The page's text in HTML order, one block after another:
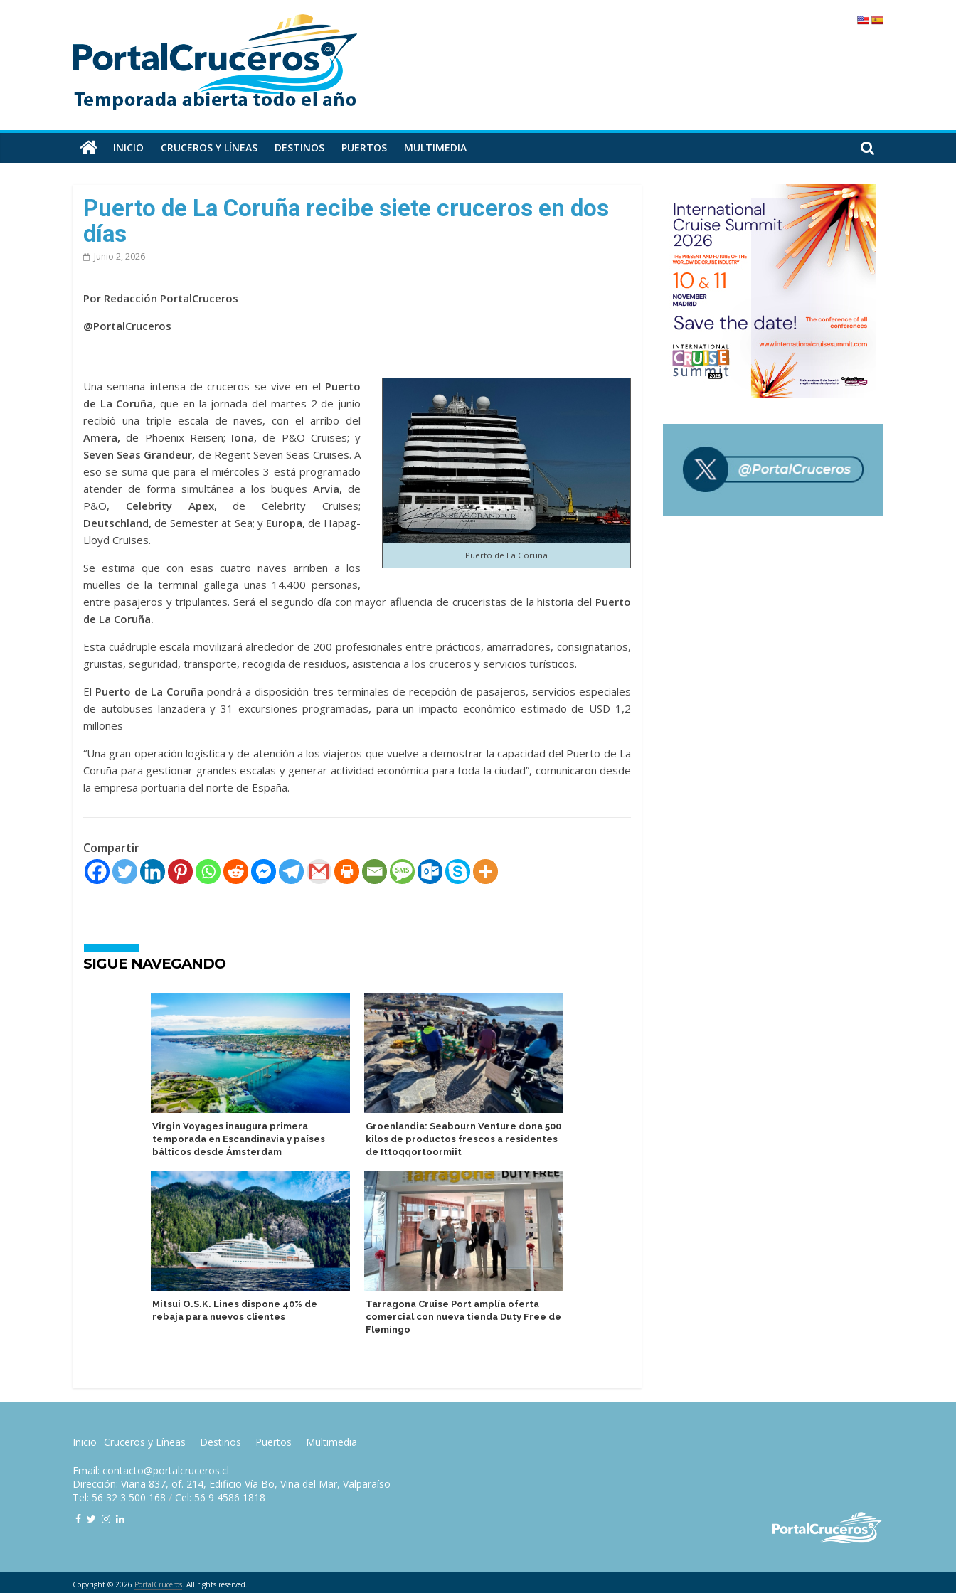
PortalCruceros
Toda
información
cruceros
en
un
sitio
INICIO CRUCEROS Y LÍNEAS DESTINOS PUERTOS MULTIMEDIA
Puerto de La Coruña recibe siete cruceros en dos
días
Junio 2, 2026
Por Redacción PortalCruceros
@PortalCruceros
Puerto de La Coruña
Una semana intensa de cruceros se vive en el Puerto
de La Coruña, que en la jornada del martes 2 de junio
recibió una triple escala de naves, con el arribo del
Amera, de Phoenix Reisen; Iona, de P&O Cruises; y
Seven Seas Grandeur, de Regent Seven Seas Cruises. A
eso se suma que para el miércoles 3 está programado
atender de forma simultánea a los buques Arvia, de
P&O, Celebrity Apex, de Celebrity Cruises;
Deutschland, de Semester at Sea; y Europa, de Hapag-
Lloyd Cruises.
Se estima que con esas cuatro naves arriben a los
muelles de la terminal gallega unas 14.400 personas,
entre pasajeros y tripulantes. Será el segundo día con mayor afluencia de cruceristas de la historia del Puerto
de La Coruña.
Esta cuádruple escala movilizará alrededor de 200 profesionales entre prácticos, amarradores, consignatarios,
gruistas, seguridad, transporte, recogida de residuos, asistencia a los cruceros y servicios turísticos.
El Puerto de La Coruña pondrá a disposición tres terminales de recepción de pasajeros, servicios especiales
de autobuses lanzadera y 31 excursiones programadas, para un impacto económico estimado de USD 1,2
millones
“Una gran operación logística y de atención a los viajeros que vuelve a demostrar la capacidad del Puerto de La
Coruña para gestionar grandes escalas y generar actividad económica para toda la ciudad”, comunicaron desde
la empresa portuaria del norte de España.
Compartir
SIGUE NAVEGANDO
Virgin Voyages inaugura primera
temporada en Escandinavia y países
bálticos desde Ámsterdam
Mitsui O.S.K. Lines dispone 40% de
rebaja para nuevos clientes
Groenlandia: Seabourn Venture dona 500
kilos de productos frescos a residentes
de Ittoqqortoormiit
Tarragona Cruise Port amplía oferta
comercial con nueva tienda Duty Free de
Flemingo
Inicio Cruceros y Líneas Destinos Puertos Multimedia
Email: contacto@portalcruceros.cl
Dirección: Viana 837, of. 214, Edificio Vía Bo, Viña del Mar, Valparaíso
Tel: 56 32 3 500 168 / Cel: 56 9 4586 1818
Copyright © 2026 PortalCruceros. All rights reserved.